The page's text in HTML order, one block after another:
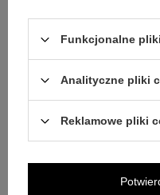
tabliczce w pudełeczku.
Tak, medalik jest w
Pytanie:Na jakie
Funkcjonalne
Analityczne pliki
Reklamowe pliki